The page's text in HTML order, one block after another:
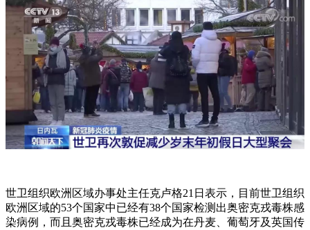
世卫组织欧洲区域办事处主任克卢格21日表示，目前世卫组织
欧洲区域的53个国家中已经有38个国家检测出奥密克戎毒株感
染病例，而且奥密克戎毒株已经成为在丹麦、葡萄牙及英国传